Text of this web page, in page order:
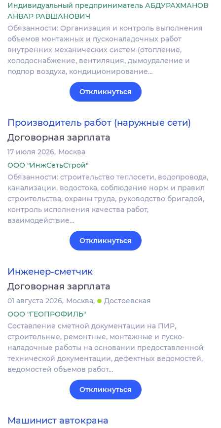
Индивидуальный предприниматель АБДУРАХМАНОВ
АНВАР РАВШАНОВИЧ
Обязанности: Организация и контроль выполнения
объемов монтажных и пусконаладочных работ
внутренних механических систем (отопление,
холодоснабжение, вентиляция, дымоудаление и
подпор воздуха, кондиционирование…
Откликнуться
Производитель работ (наружные сети)
Договорная зарплата
17 июля 2026 Москва
ООО "ИнжСетьСтрой"
Обязанности: строительство теплосети, водопровода,
канализации, водостока, соблюдение норм и правил
строительства, охраны труда, руководство бригадой,
контроль исполнения качества работ,
взаимодействие…
Откликнуться
Инженер-сметчик
Договорная зарплата
01 августа 2026 Москва
Достоевская
ООО "ГЕОПРОФИЛЬ"
Составление сметной документации на ПИР,
строительные, ремонтные, монтажные и пуско-
наладочные работы на основании предоставленной
технической документации, дефектных ведомостей,
ведомостей объемов работ…
Откликнуться
Машинист автокрана